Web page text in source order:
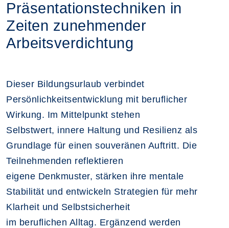
Präsentationstechniken in
Zeiten zunehmender
Arbeitsverdichtung
Dieser Bildungsurlaub verbindet
Persönlichkeitsentwicklung mit beruflicher
Wirkung. Im Mittelpunkt stehen
Selbstwert, innere Haltung und Resilienz als
Grundlage für einen souveränen Auftritt. Die
Teilnehmenden reflektieren
eigene Denkmuster, stärken ihre mentale
Stabilität und entwickeln Strategien für mehr
Klarheit und Selbstsicherheit
im beruflichen Alltag. Ergänzend werden